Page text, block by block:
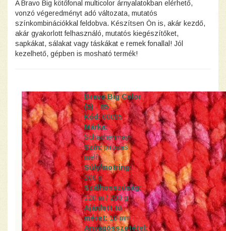
A Bravo Big kötőfonal multicolor árnyalatokban elérhető,
vonzó végeredményt adó változata, mutatós
színkombinációkkal feldobva. Készítsen Ön is, akár kezdő,
akár gyakorlott felhasználó, mutatós kiegészítőket,
sapkákat, sálakat vagy táskákat e remek fonallal! Jól
kezelhető, gépben is mosható termék!
Bravo Big Color
(5) - 85
Kód:00085
Márka:
Schachenmayr
Szín:pirosas
melír
Súly/motring:
200 g
Szálhosszúság:
120 m / 200 g
Ajánlott tű
méret:10 mm
Anyagösszetétel: